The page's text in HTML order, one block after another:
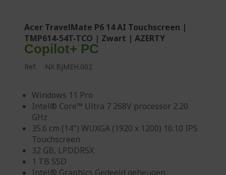
Acer TravelMate P6 14 AI Touchscreen |
TMP614-54T-TCO | Zwart | AZERTY
Copilot+ PC
Ref. NX.BJMEH.002
Windows 11 Pro
Intel® Core™ Ultra 7 268V processor 2.20
GHz
35.6 cm (14") WUXGA (1920 x 1200) 16:10 IPS
Touchscreen
32 GB, LPDDR5X
1 TB SSD
Intel® Graphics Gedeeld geheugen